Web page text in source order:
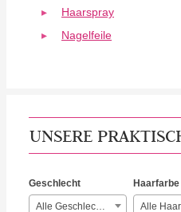
Haarspray
Nagelfeile
UNSERE
Geschlecht
Alle Geschlechter
Haarfarbe
Alle